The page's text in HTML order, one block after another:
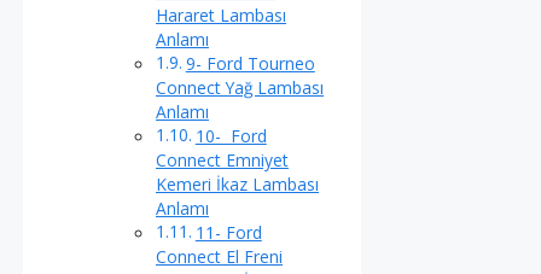
Hararet Lambası
Anlamı
9- Ford Tourneo
Connect Yağ Lambası
Anlamı
10- Ford
Connect Emniyet
Kemeri İkaz Lambası
Anlamı
11- Ford
Connect El Freni